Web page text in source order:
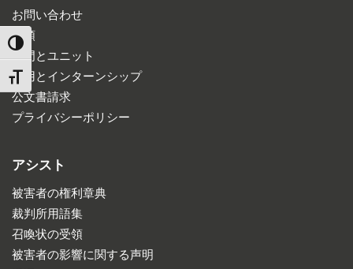
TOGGLE HIGH CONTRAST
TOGGLE FONT SIZE
お問い合わせ
道順
部門とユニット
雇用とインターンシップ
公文書請求
プライバシーポリシー
アシスト
被害者の権利章典
裁判所用語集
召喚状の受領
被害者の影響に関する声明